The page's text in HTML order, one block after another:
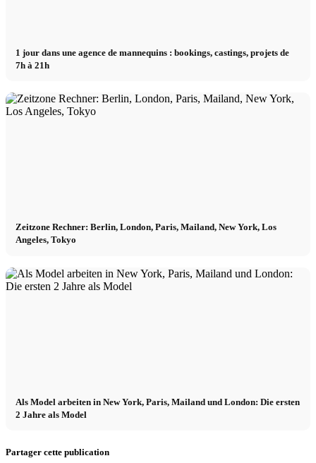
1 jour dans une agence de mannequins : bookings, castings, projets de
7h à 21h
Zeitzone Rechner: Berlin, London, Paris, Mailand, New York, Los
Angeles, Tokyo
Als Model arbeiten in New York, Paris, Mailand und London: Die ersten
2 Jahre als Model
Partager cette publication